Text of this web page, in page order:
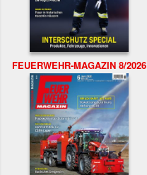
FEUERWEHR-MAGAZIN 8/2026